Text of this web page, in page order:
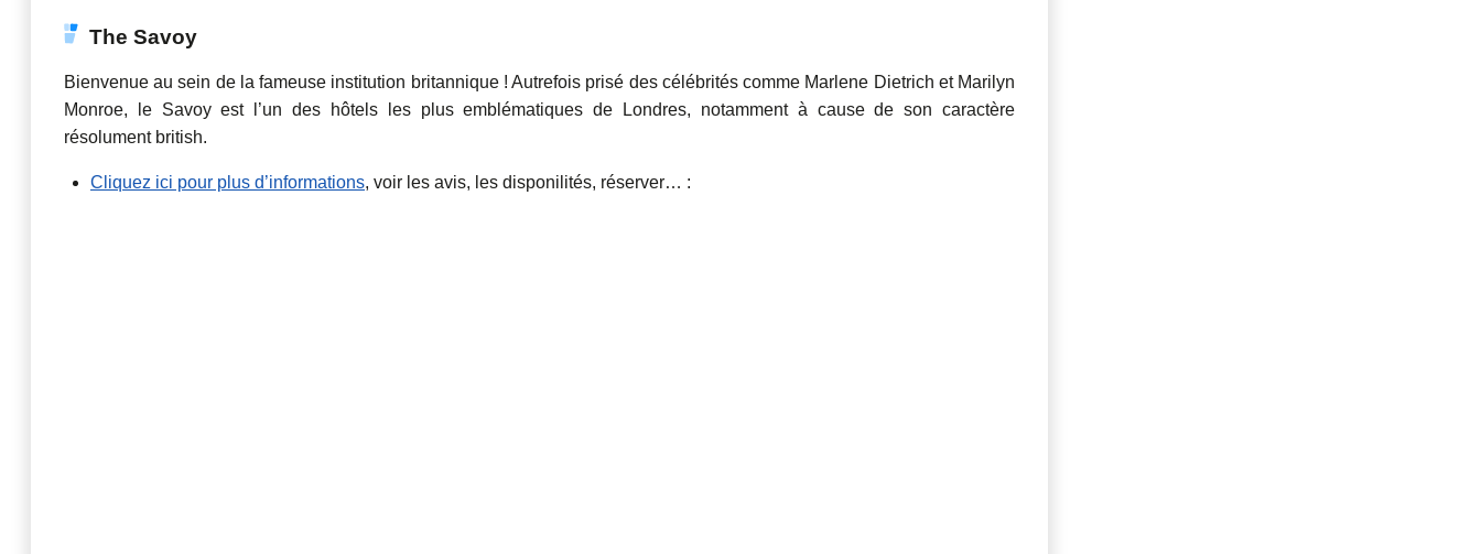
The Savoy
Bienvenue au sein de la fameuse institution britannique ! Autrefois prisé des célébrités comme Marlene Dietrich et Marilyn
Monroe, le Savoy est l’un des hôtels les plus emblématiques de Londres, notamment à cause de son caractère
résolument british.
Cliquez ici pour plus d’informations, voir les avis, les disponilités, réserver… :